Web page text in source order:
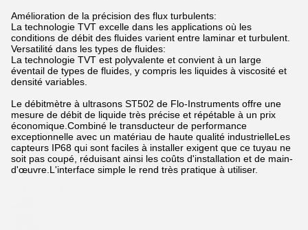
Amélioration de la précision des flux turbulents:
La technologie TVT excelle dans les applications où les
conditions de débit des fluides varient entre laminar et turbulent.
Versatilité dans les types de fluides:
La technologie TVT est polyvalente et convient à un large
éventail de types de fluides, y compris les liquides à viscosité et
densité variables.
Le débitmètre à ultrasons ST502 de Flo-Instruments offre une
mesure de débit de liquide très précise et répétable à un prix
économique.Combiné le transducteur de performance
exceptionnelle avec un matériau de haute qualité industrielleLes
capteurs IP68 qui sont faciles à installer exigent que ce tuyau ne
soit pas coupé, réduisant ainsi les coûts d'installation et de main-
d'œuvre.L'interface simple le rend très pratique à utiliser.